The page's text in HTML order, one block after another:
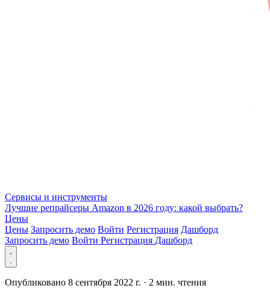
Сервисы и инструменты
Лучшие репрайсеры Amazon в 2026 году: какой выбрать?
Цены
Цены Запросить демо Войти Регистрация Дашборд
Запросить демо Войти Регистрация Дашборд
Опубликовано 8 сентября 2022 г. · 2 мин. чтения